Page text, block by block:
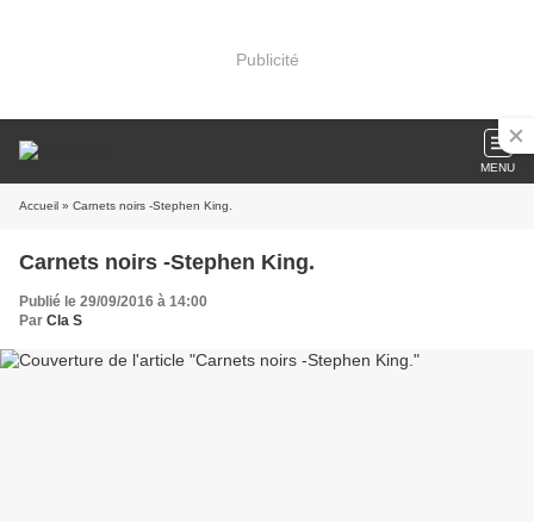
Publicité
MENU
Accueil » Carnets noirs -Stephen King.
Carnets noirs -Stephen King.
Publié le 29/09/2016 à 14:00
Par Cla S